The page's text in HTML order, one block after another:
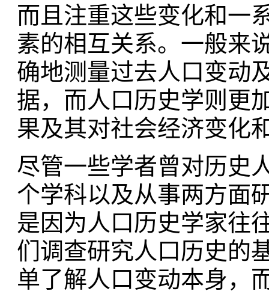
而且注重这些变化和一
素的相互关系。一般来
确地测量过去人口变动
据，而人口历史学则更
果及其对社会经济变化
尽管一些学者曾对历史
个学科以及从事两方面
是因为人口历史学家往
们调查研究人口历史的
单了解人口变动本身，